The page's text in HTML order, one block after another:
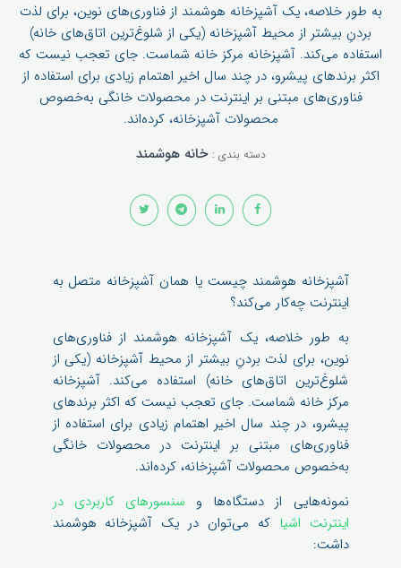
به طور خلاصه، یک آشپزخانه هوشمند از فناوری‌های نوین، برای لذت
بردنِ بیشتر از محیط آشپزخانه (یکی از شلوغ‌ترین اتاق‌های خانه)
استفاده می‌کند. آشپزخانه مرکز خانه شماست. جای تعجب نیست که
اکثر برندهای پیشرو، در چند سال اخیر اهتمام زیادی برای استفاده از
فناوری‌های مبتنی بر اینترنت در محصولات خانگی به‌خصوص
محصولات آشپزخانه، کرده‌اند.
دسته بندی : خانه‌ هوشمند
آشپزخانه هوشمند چیست یا همان آشپزخانه متصل به
اینترنت چه‌کار می‌کند؟
به طور خلاصه، یک آشپزخانه هوشمند از فناوری‌های
نوین، برای لذت بردنِ بیشتر از محیط آشپزخانه (یکی از
شلوغ‌ترین اتاق‌های خانه) استفاده می‌کند. آشپزخانه
مرکز خانه شماست. جای تعجب نیست که اکثر برندهای
پیشرو، در چند سال اخیر اهتمام زیادی برای استفاده از
فناوری‌های مبتنی بر اینترنت در محصولات خانگی
به‌خصوص محصولات آشپزخانه، کرده‌اند.
نمونه‌هایی از دستگاه‌ها و سنسورهای کاربردی در
اینترنت اشیا که می‌توان در یک آشپزخانه هوشمند
داشت: